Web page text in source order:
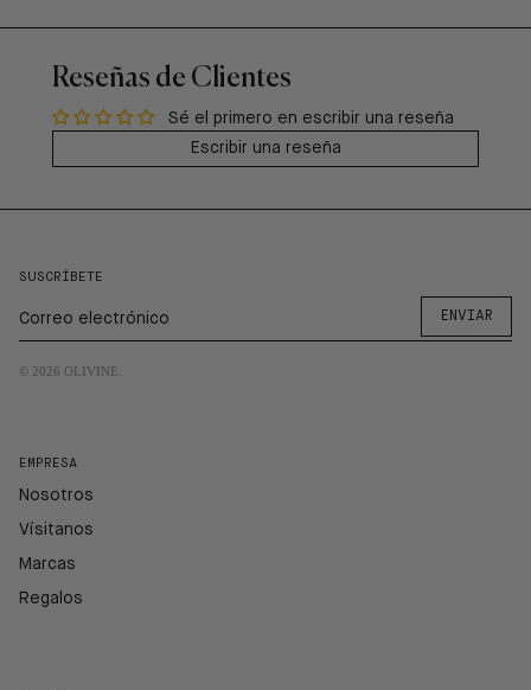
Reseñas de Clientes
Sé el primero en escribir una reseña
Escribir una reseña
SUSCRÍBETE
ENVIAR
© 2026 OLIVINE
EMPRESA
Nosotros
Vísitanos
Marcas
Regalos